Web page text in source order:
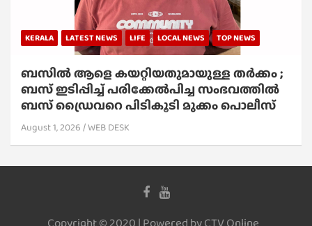
KERALA LATEST NEWS LIFE LOCAL NEWS TOP NEWS
ബസിൽ ആളെ കയറ്റിയതുമായുള്ള തർക്കം ;
ബസ് ഇടിപ്പിച്ച് പരിക്കേൽപിച്ച സംഭവത്തിൽ
ബസ് ഡ്രൈവറെ പിടികൂടി മുക്കം പൊലീസ്
August 1, 2026 WEB DESK